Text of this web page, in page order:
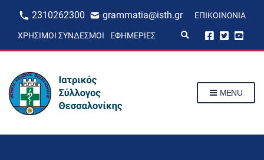
2310262300 grammatia@isth.gr ΕΠΙΚΟΙΝΩΝΊΑ
ΧΡΉΣΙΜΟΙ ΣΎΝΔΕΣΜΟΙ ΕΦΗΜΕΡΊΕΣ
p
MENU